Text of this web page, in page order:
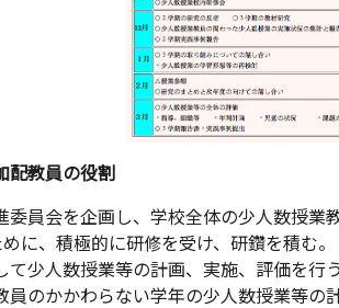
配教員の役割
委員会を企画し、学校全体の少人数授
に、積極的に研修を受け、研鑽を積む。
て少人数授業等の計画、実施、評価を行
員のかかわらない学年の少人数授業等の